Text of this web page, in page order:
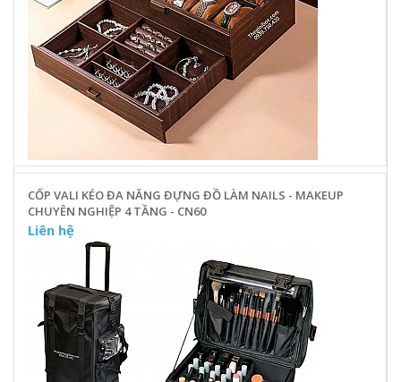
CỐP VALI KÉO ĐA NĂNG ĐỰNG ĐỒ LÀM NAILS - MAKEUP
CHUYÊN NGHIỆP 4 TẦNG - CN60
Liên hệ